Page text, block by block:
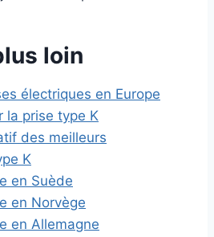
loin
électriques en Europe
la prise type K
des meilleurs
K
en Suède
en Norvège
en Allemagne